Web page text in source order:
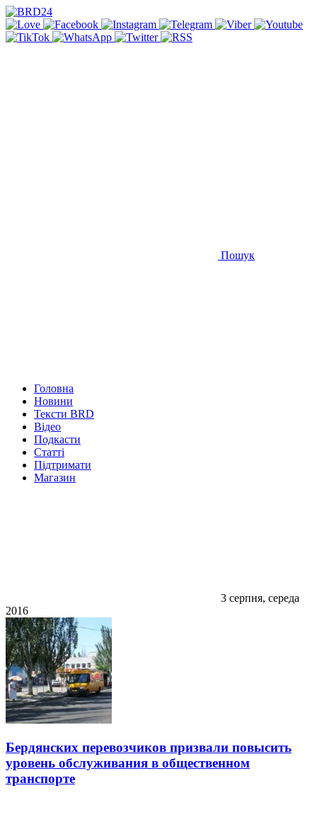
Пошук
Головна
Новини
Тексти BRD
Відео
Подкасти
Статті
Підтримати
Магазин
3 серпня, середа
2016
Бердянских перевозчиков призвали повысить
уровень обслуживания в общественном
транспорте